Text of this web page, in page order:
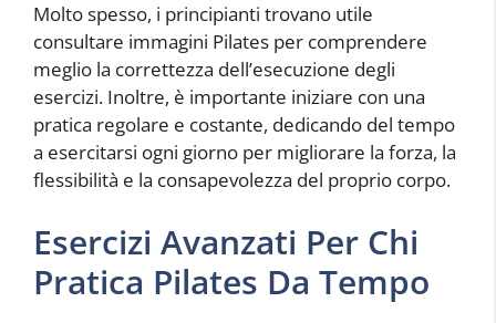
Molto spesso, i principianti trovano utile
consultare immagini Pilates per comprendere
meglio la correttezza dell’esecuzione degli
esercizi. Inoltre, è importante iniziare con una
pratica regolare e costante, dedicando del tempo
a esercitarsi ogni giorno per migliorare la forza, la
flessibilità e la consapevolezza del proprio corpo.
Esercizi Avanzati Per Chi
Pratica Pilates Da Tempo